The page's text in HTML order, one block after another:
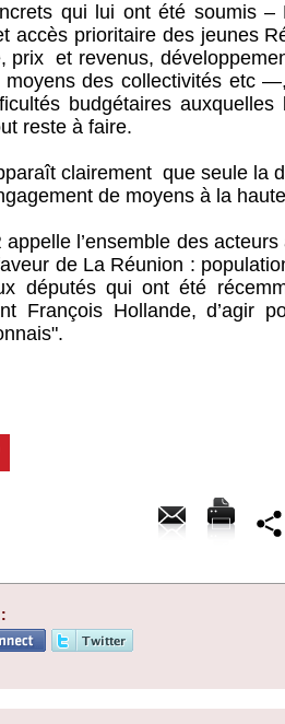
qui lui ont été soumis
accès prioritaire des jeunes
prix et revenus,
des collectivités etc
budgétaires
reste à faire.
clairement que seule la
de moyens à la
appelle l’ensemble des
de La Réunion :
députés qui ont été
François Hollande, d’agir